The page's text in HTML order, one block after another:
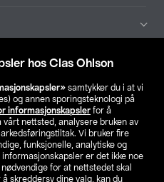
hos Clas Ohlson
samtykker du i at vi
og annen sporingsteknologi på
informasjonskapsler for å
nettsted, analysere bruken av
Vi bruker fire
funksjonelle, analytiske og
er det ikke noe
for at nettstedet skal
skreddersy dine valg, kan du
butikk
FI